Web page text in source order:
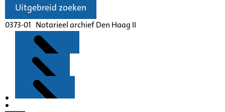
Uitgebreid zoeken
0373-01 Notarieel archief Den Haag II